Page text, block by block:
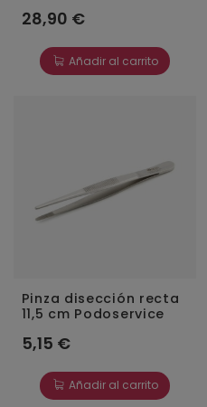
28,90 €
Añadir al carrito
Pinza disección recta
11,5 cm Podoservice
5,15 €
Añadir al carrito